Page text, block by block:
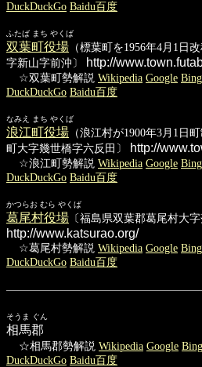
DuckDuckGo Baidu百度
ふたば まち やくば
双葉町役場 （標葉町を1956年4月1日
字新山字前沖〕
http://
☆双葉町勢解説 Wikipedia Google Bing
DuckDuckGo Baidu百度
なみえ まち やくば
浪江町役場 （浪江村が1900年3月1日
町大字幾世橋字六反田〕
http://
☆浪江町勢解説 Wikipedia Google Bing
DuckDuckGo Baidu百度
かつらお むら やくば
葛尾村役場 〔福島県双葉郡葛尾村大字
http://www.katsurao.org/
☆葛尾村勢解説 Wikipedia Google Bing
DuckDuckGo Baidu百度
そうま ぐん
相馬郡
☆相馬郡勢解説 Wikipedia Google Bing
DuckDuckGo Baidu百度